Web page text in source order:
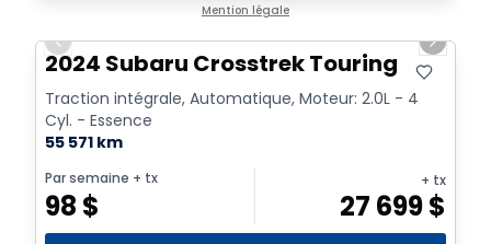
Mention légale
Previous slide
Next
2024 Subaru Crosstrek Touring
Traction intégrale, Automatique, Moteur: 2.0L - 4
Cyl. - Essence
55 571 km
Par semaine + tx
98 $
+ tx
27 699$